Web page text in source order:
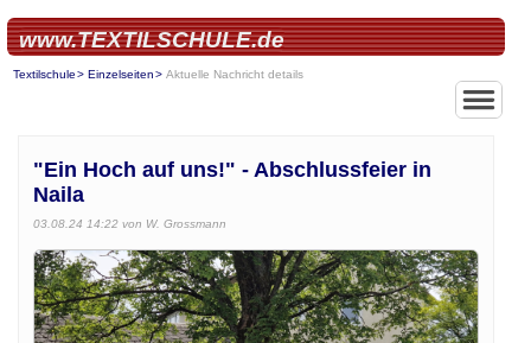
www.TEXTILSCHULE.de
Textilschule Einzelseiten Aktuelle Nachricht details
"Ein Hoch auf uns!" - Abschlussfeier in
Naila
03.08.24 14:22 von W. Grossmann